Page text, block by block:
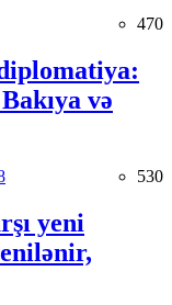
470
və
530
yeni